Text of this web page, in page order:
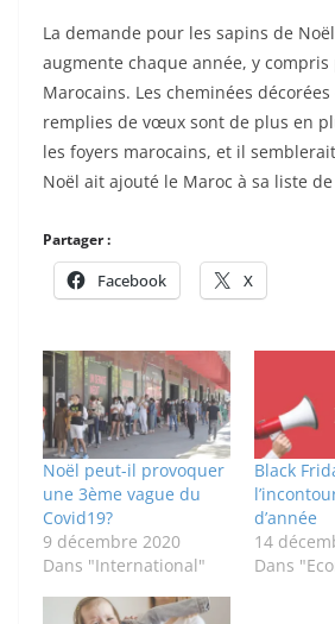
La demande pour les sapins de
augmente chaque année, y compris
Marocains. Les cheminées
remplies de vœux sont de plus en
les foyers marocains, et il
Noël ait ajouté le Maroc à sa liste
Partager :
Facebook X
Noël peut-il provoquer
une 3ème vague du
Covid19?
9 décembre 2020
Dans "International"
Black
d’année
14
Dans